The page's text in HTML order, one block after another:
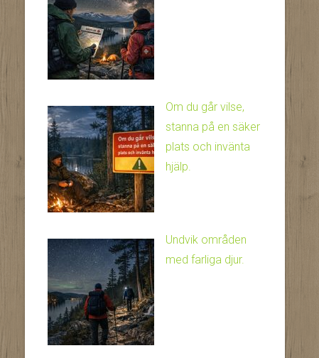
Om du går vilse,
stanna på en säker
plats och invänta
hjälp.
Undvik områden
med farliga djur.